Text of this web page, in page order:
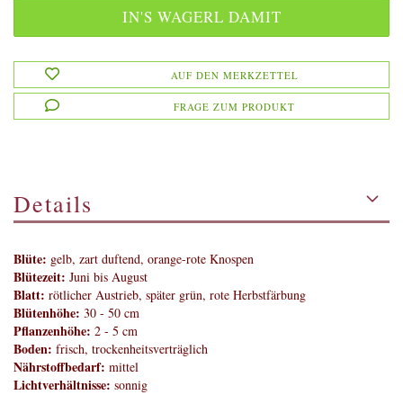
AUF DEN MERKZETTEL
FRAGE ZUM PRODUKT
Details
Blüte: gelb, zart duftend, orange-rote Knospen
Blütezeit: Juni bis August
Blatt: rötlicher Austrieb, später grün, rote Herbstfärbung
Blütenhöhe: 30 - 50 cm
Pflanzenhöhe: 2 - 5 cm
Boden: frisch, trockenheitsverträglich
Nährstoffbedarf: mittel
Lichtverhältnisse: sonnig